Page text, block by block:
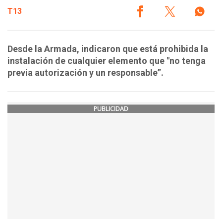
T13
Desde la Armada, indicaron que está prohibida la
instalación de cualquier elemento que "no tenga
previa autorización y un responsable”.
PUBLICIDAD